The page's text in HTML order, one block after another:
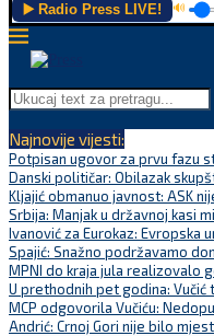
▶️ Radio Press LIVE! 🔊
Najnovije vijesti:
Potpisan ugovor za prvu fazu
Danski političar: Obilazak
Kljajić obmanuo javnost: ASK
Srbija: Manjak u državnoj kasi
Ivanović za Eurokaz: Evropska
Spajić: Snažno podržavamo
MPNI do kraja jula realizovalo
U prethodnih pet godina: Vučić
MCP odgovorila Vučiću:
Andrić: Crnoj Gori nije bilo